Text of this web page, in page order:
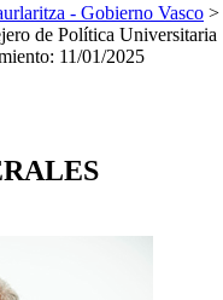
- Gobierno Vasco >
de Política Universitaria
: 11/01/2025